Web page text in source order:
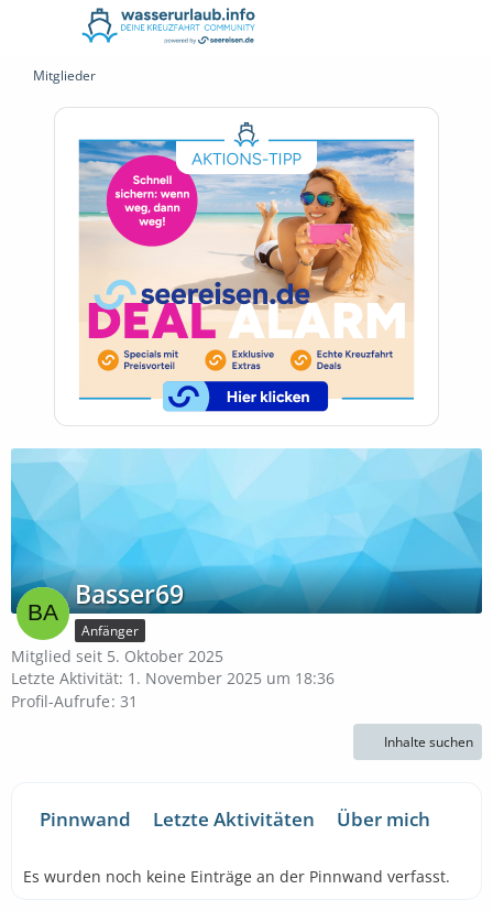
Mitglieder
Basser69
Anfänger
Mitglied seit 5. Oktober 2025
Letzte Aktivität: 1. November 2025 um 18:36
Profil-Aufrufe 31
Inhalte suchen
Pinnwand Letzte Aktivitäten Über mich
Es wurden noch keine Einträge an der Pinnwand verfasst.